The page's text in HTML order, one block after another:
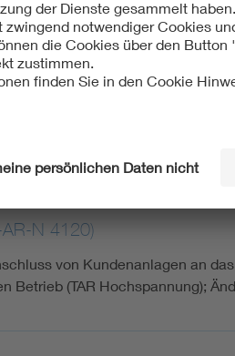
-AR-N 4120/A1):2023-05
von Kundenanlagen an das
Betrieb (TAR Hochspannung);
N 4120)
von Kundenanlagen an das
Betrieb (TAR Hochspannung);